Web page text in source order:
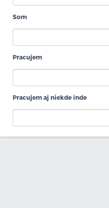
Som
Pracujem
Pracujem aj niekde inde